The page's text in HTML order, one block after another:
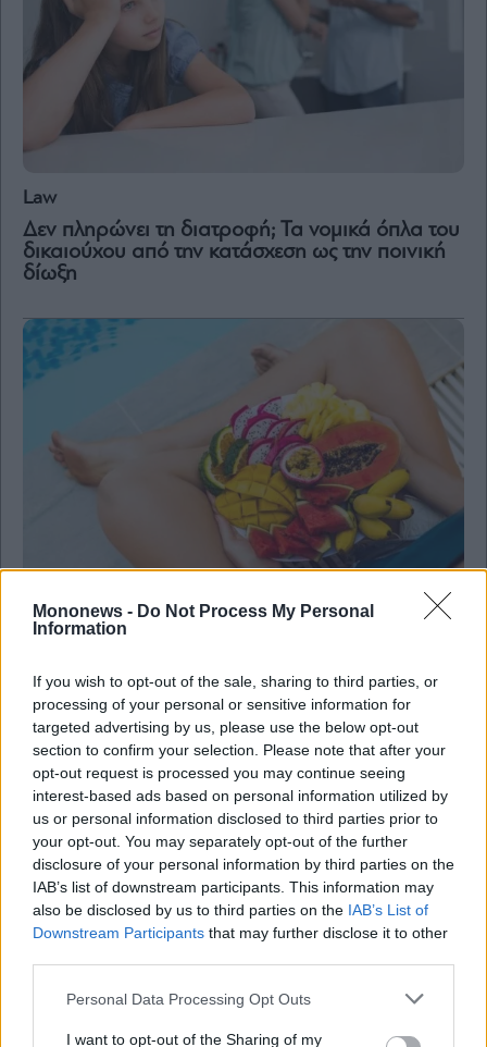
Mononews - Do Not Process My Personal
Information
If you wish to opt-out of the sale, sharing to third parties, or
processing of your personal or sensitive information for
targeted advertising by us, please use the below opt-out
section to confirm your selection. Please note that after your
opt-out request is processed you may continue seeing
interest-based ads based on personal information utilized by
us or personal information disclosed to third parties prior to
your opt-out. You may separately opt-out of the further
disclosure of your personal information by third parties on the
IAB’s list of downstream participants. This information may
also be disclosed by us to third parties on the IAB’s List of
Downstream Participants that may further disclose it to other
Personal Data Processing Opt Outs
I want to opt-out of the Sharing of my
Law
Δεν πληρώνει τη διατροφή; Τα νομικά όπλα του
δικαιούχου από την κατάσχεση ως την ποινική
δίωξη
Υγεία
Οδηγός διατροφής για το καλοκαίρι